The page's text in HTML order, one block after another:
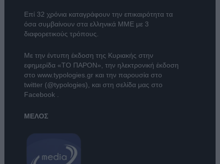
Επί 32 χρόνια καταγράφουν την επικαιρότητα τα
όσα συμβαίνουν στα ελληνικά ΜΜΕ με 3
διαφορετικούς τρόπους.
Με την έντυπη έκδοση της Κυριακής στην
εφημερίδα «ΤΟ ΠΑΡΟΝ», την ηλεκτρονική έκδοση
στο www.typologies.grκαι την παρουσία στο
twitter (@typologies), και στη σελίδα μας στο
Facebook .
ΜΕΛΟΣ